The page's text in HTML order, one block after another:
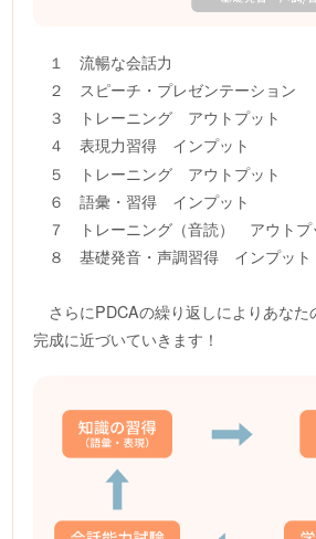
１ 流暢な会話力
２ スピーチ・プレゼンテーション
３ トレーニング アウトプット
４ 表現力習得 インプット
５ トレーニング アウトプット
６ 語彙・習得 インプット
７ トレーニング（音読） アウトプ
８ 基礎発音・声調習得 インプット
さらにPDCAの繰り返しによりあなた
完成に近づいていきます！